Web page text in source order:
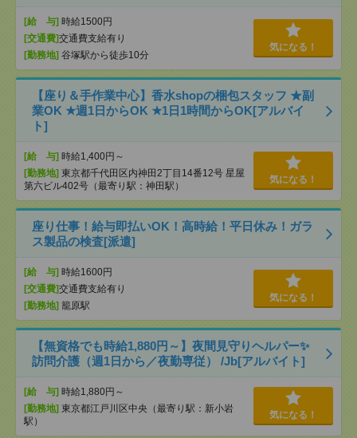
[給 与] 時給1500円
[交通費]交通費支給有り
[勤務地] 谷塚駅から徒歩10分
気になる！
【座り＆手作業中心】香水shopの梱包スタッフ ★副
業OK ★週1日からOK ★1日1時間からOK[アルバイ
ト]
[給 与] 時給1,400円～
[勤務地] 東京都千代田区内神田2丁目14番12号 星屋
第六ビル402号（最寄り駅：神田駅）
気になる！
座り仕事！給与即払いOK！高時給！平日休み！ガラ
ス製品の検査[派遣]
[給 与] 時給1600円
[交通費]交通費支給有り
[勤務地] 籠原駅
気になる！
【無資格でも時給1,880円～】夜間見守りヘルパー✨
訪問介護（週1日から／夜勤専従） /Jb[アルバイト]
[給 与] 時給1,880円～
[勤務地] 東京都江戸川区中央（最寄り駅：新小岩
駅）
気になる！